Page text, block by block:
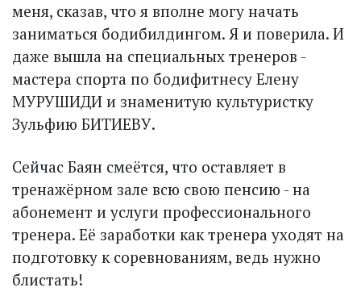
меня, сказав, что я вполне могу начать
заниматься бодибилдингом. Я и поверила. И
даже вышла на специальных тренеров -
мастера спорта по бодифитнесу Елену
МУРУШИДИ и знаменитую культуристку
Зульфию БИТИЕВУ.
Сейчас Баян смеётся, что оставляет в
тренажёрном зале всю свою пенсию - на
абонемент и услуги профессионального
тренера. Её заработки как тренера уходят на
подготовку к соревнованиям, ведь нужно
блистать!